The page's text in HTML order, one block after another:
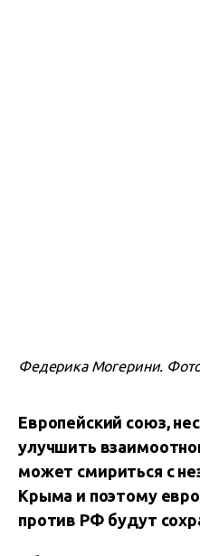
Федерика Могерини.
Европейский союз,
улучшить
может смириться с
Крыма и поэтому
против РФ будут